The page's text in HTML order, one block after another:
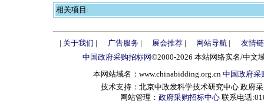
相关项目:
| 关于我们 | 广告服务| 展会推荐| 网站导航 |
友情
中国政府采购招标网©2000-2026 本站网络实名/中文
本网站域名：www.chinabidding.org.cn 中国政府采
技术支持：北京中政发科学技术研究中心 政府
网站管理： 政府采购招标中心 联系电话